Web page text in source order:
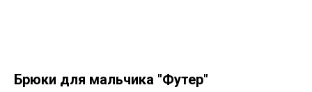
Брюки для мальчика "Футер"